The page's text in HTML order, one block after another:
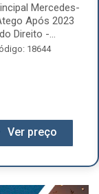
Mercedes-
Após 2023
Direito -...
18644
Ver preço